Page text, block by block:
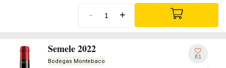
- +
Semele 2022
Bodegas Montebaco
81